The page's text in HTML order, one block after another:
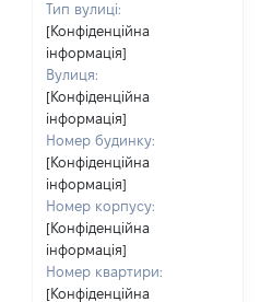
Тип вулиці:
[Конфіденційна
інформація]
Вулиця:
[Конфіденційна
інформація]
Номер будинку:
[Конфіденційна
інформація]
Номер корпусу:
[Конфіденційна
інформація]
Номер квартири:
[Конфіденційна